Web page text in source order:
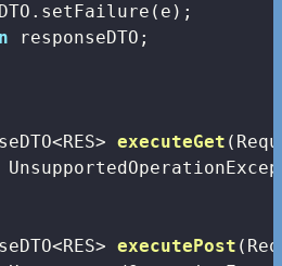
responseDTO;
executeGet
executePost